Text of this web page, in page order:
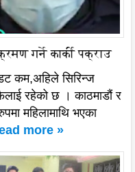
गर्ने कार्की पक्राउ
कम,अहिले सिरिन्ज
रहेको छ । काठमाडौं र
महिलामाथि भएका
more »